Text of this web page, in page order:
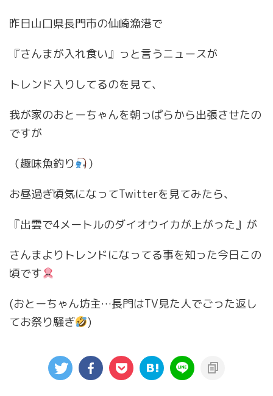
昨日山口県長門市の仙崎漁港で
『さんまが入れ食い』っと言うニュースが
トレンド入りしてるのを見て、
我が家のおとーちゃんを朝っぱらから出張させたの
ですが
（趣味魚釣り
）
お昼過ぎ頃気になってTwitterを見てみたら、
『出雲で4メートルのダイオウイカが上がった』が
さんまよりトレンドになってる事を知った今日この
頃です
(おとーちゃん坊主…長門はTV見た人でごった返し
てお祭り騒ぎ
)